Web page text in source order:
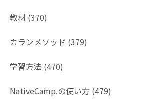
教材 (370)
カランメソッド (379)
学習方法 (470)
NativeCamp.の使い方 (479)